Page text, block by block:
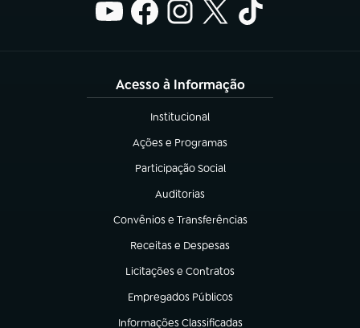
Acesso à Informação
Institucional
(abre em nova aba)
Ações e Programas
(abre em nova aba)
Participação Social
(abre em nova aba)
Auditorias
(abre em nova aba)
Convênios e Transferências
(abre em nova aba)
Receitas e Despesas
(abre em nova aba)
Licitações e Contratos
(abre em nova aba)
Empregados Públicos
(abre em nova aba)
Informações Classificadas